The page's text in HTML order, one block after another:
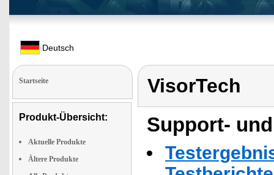
Deutsch
Startseite
Produkt-Übersicht:
Aktuelle Produkte
Ältere Produkte
VisorTech
Support-